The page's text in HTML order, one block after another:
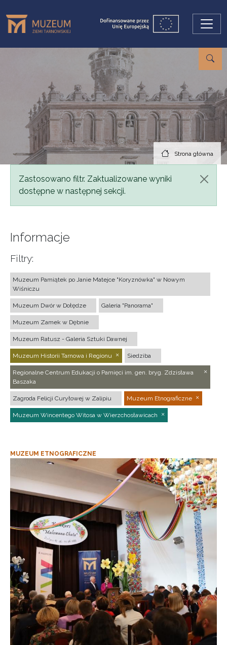
Strona główna
Komunikat
Zastosowano filtr. Zaktualizowane wyniki
dostępne w następnej sekcji.
Informacje
Filtry:
Muzeum Pamiątek po Janie Matejce "Koryznówka" w Nowym
Wiśniczu
Muzeum Dwór w Dołędze Galeria "Panorama"
Muzeum Zamek w Dębnie
Muzeum Ratusz - Galeria Sztuki Dawnej
Muzeum Historii Tarnowa i Regionu Siedziba
Regionalne Centrum Edukacji o Pamięci im. gen. bryg. Zdzisława
Baszaka
Zagroda Felicji Curyłowej w Zalipiu Muzeum Etnograficzne
Muzeum Wincentego Witosa w Wierzchosławicach
MUZEUM ETNOGRAFICZNE